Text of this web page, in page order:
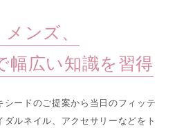
ンズ、
幅広い知識を習得
ードのご提案から当日のフィッテ
ルネイル、アクセサリーなどをト